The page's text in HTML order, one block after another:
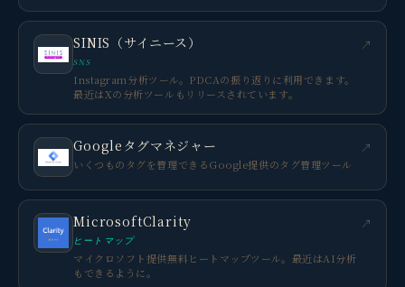
SINIS（サイニース）
SNS
Instagram分析ツール。PDCAの振り返りに利用できます。
最近はXの分析ツールもリリースされています。
↗
Googleタグマネジャー
いくつものタグを管理できるGoogle提供のタグ管理ツール
↗
MicrosoftClarity
ヒートマップ
マイクロソフト提供無料ヒートマップツール。最近はAI分析
もできるように。
↗